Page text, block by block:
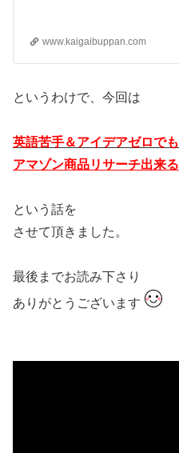
www.kaigaibuppan.com
というわけで、今回は
英語苦手＆アイデアゼロでも
アマゾン商品リサーチ出来る
という話を
させて頂きました。
最後までお読み下さり
ありがとうございます